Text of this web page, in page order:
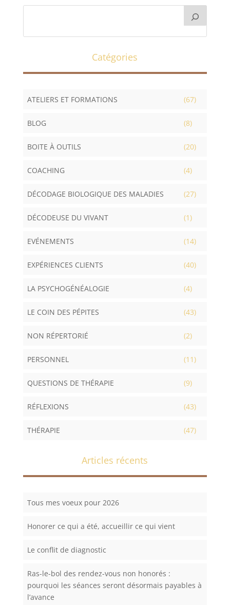
Catégories
ATELIERS ET FORMATIONS (67)
BLOG (8)
BOITE À OUTILS (20)
COACHING (4)
DÉCODAGE BIOLOGIQUE DES MALADIES (27)
DÉCODEUSE DU VIVANT (1)
EVÉNEMENTS (14)
EXPÉRIENCES CLIENTS (40)
LA PSYCHOGÉNÉALOGIE (4)
LE COIN DES PÉPITES (43)
NON RÉPERTORIÉ (2)
PERSONNEL (11)
QUESTIONS DE THÉRAPIE (9)
RÉFLEXIONS (43)
THÉRAPIE (47)
Articles récents
Tous mes voeux pour 2026
Honorer ce qui a été, accueillir ce qui vient
Le conflit de diagnostic
Ras-le-bol des rendez-vous non honorés :
pourquoi les séances seront désormais payables à
l’avance